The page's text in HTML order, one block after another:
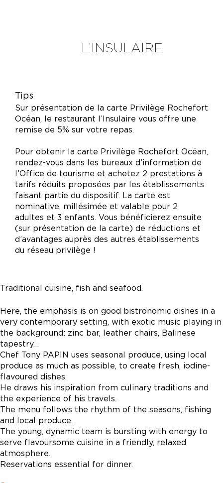
L’INSULAIRE
Tips
Sur présentation de la carte Privilège Rochefort
Océan, le restaurant l’Insulaire vous offre une
remise de 5% sur votre repas.
Pour obtenir la carte Privilège Rochefort Océan,
rendez-vous dans les bureaux d’information de
l’Office de tourisme et achetez 2 prestations à
tarifs réduits proposées par les établissements
faisant partie du dispositif. La carte est
nominative, millésimée et valable pour 2
adultes et 3 enfants. Vous bénéficierez ensuite
(sur présentation de la carte) de réductions et
d’avantages auprès des autres établissements
du réseau privilège !
Traditional cuisine, fish and seafood.
Here, the emphasis is on good bistronomic dishes in a
very contemporary setting, with exotic music playing in
the background: zinc bar, leather chairs, Balinese
tapestry…
Chef Tony PAPIN uses seasonal produce, using local
produce as much as possible, to create fresh, iodine-
flavoured dishes.
He draws his inspiration from culinary traditions and
the experience of his travels.
The menu follows the rhythm of the seasons, fishing
and local produce.
The young, dynamic team is bursting with energy to
serve flavoursome cuisine in a friendly, relaxed
atmosphere.
Reservations essential for dinner.